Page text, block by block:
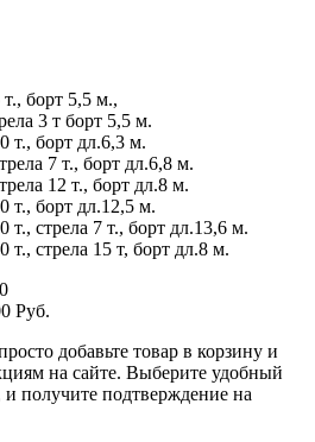
борт 5,5 м.,
3 т борт 5,5 м.
т., борт дл.6,3 м.
7 т., борт дл.6,8 м.
12 т., борт дл.8 м.
т., борт дл.12,5 м.
т., стрела 7 т., борт дл.13,6 м.
т., стрела 15 т, борт дл.8 м.
0
Руб.
добавьте товар в корзину и
на сайте. Выберите удобный
получите подтверждение на